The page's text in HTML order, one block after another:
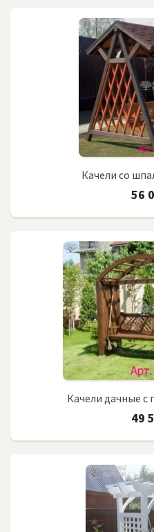
Качели со
56
Качели дачные с
49